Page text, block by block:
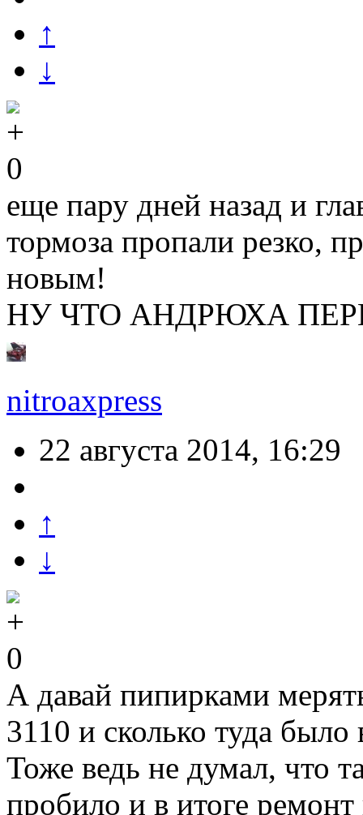
↑
↓
0
еще пару дней назад и
тормоза пропали резко,
новым!
НУ ЧТО АНДРЮХА
nitroaxpress
22 августа 2014, 16:29
↑
↓
0
А давай пипирками
3110 и сколько туда
Тоже ведь не думал, что
пробило и в итоге ремонт